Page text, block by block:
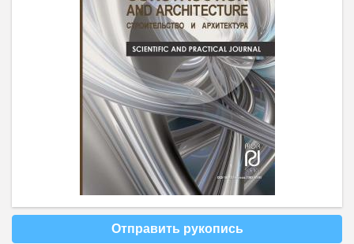
Отправить рукопись